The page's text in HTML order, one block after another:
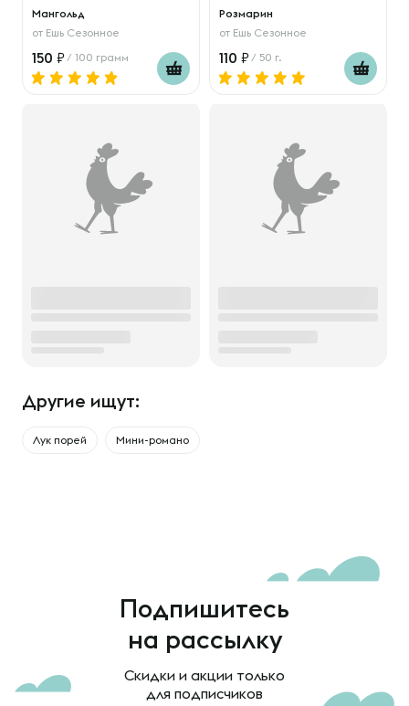
Мангольд
от Ешь Сезонное
150 / 100 грамм
Розмарин
от Ешь Сезонное
110 / 50 г.
Другие ищут:
Лук порей Мини-романо
Подпишитесь
на рассылку
Скидки и акции только
для подписчиков